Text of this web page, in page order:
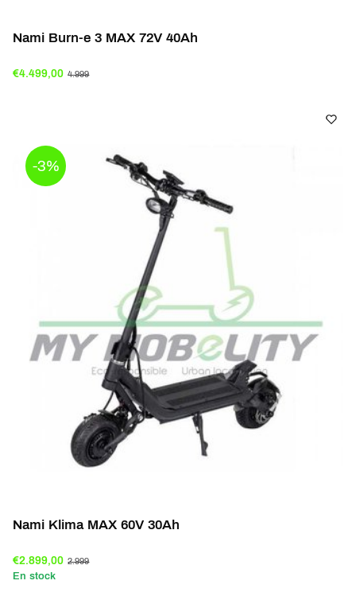
Nami Burn-e 3 MAX 72V 40Ah
€4.499,00 4.999
-3%
Nami Klima MAX 60V 30Ah
€2.899,00 2.999
En stock